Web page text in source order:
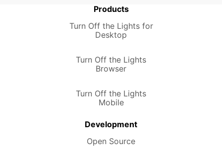
Products
Turn Off the Lights for
Desktop
Turn Off the Lights
Browser
Turn Off the Lights
Mobile
Development
Open Source